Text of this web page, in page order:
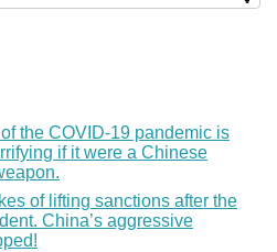
the COVID-19 pandemic is
if it were a Chinese
of lifting sanctions after the
China’s aggressive